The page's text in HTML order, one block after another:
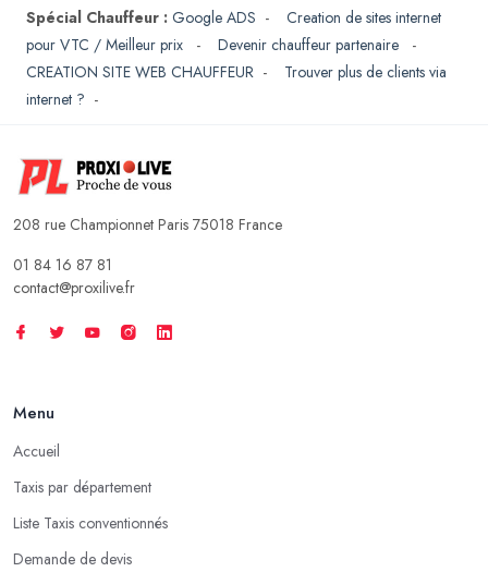
Spécial Chauffeur : Google ADS - Creation de sites internet
pour VTC / Meilleur prix
- Devenir chauffeur partenaire
-
CREATION SITE WEB CHAUFFEUR - Trouver plus de clients via
internet ? -
208 rue Championnet Paris 75018 France
01 84 16 87 81
contact@proxilive.fr
Menu
Accueil
Taxis par département
Liste Taxis conventionnés
Demande de devis